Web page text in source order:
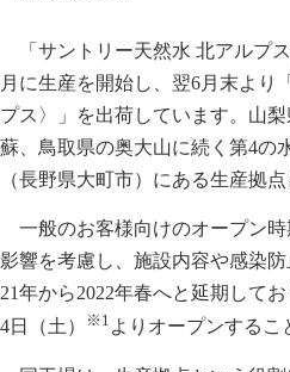
「サントリー天然水 北アルプ
月に生産を開始し、翌6月末より
プス〉」を出荷しています。山
蘇、鳥取県の奥大山に続く第4の
（長野県大町市）にある生産拠点
一般のお客様向けのオープン
影響を考慮し、施設内容や感染
21年から2022年春へと延期して
4日（土）
※1 よりオープンするこ